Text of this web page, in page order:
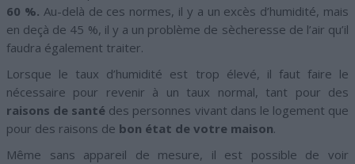
60 %. Au-delà de ces normes, il y a un excès d’humidité, mais
en deçà de 45 %, il y a un problème de sècheresse de l’air qu’il
faudra également traiter.
Lorsque le taux d’humidité est trop élevé, il faut faire le
nécessaire pour revenir à un taux normal, tant pour des
raisons de santé des personnes vivant dans le logement que
pour des raisons de bon état de votre maison.
Même sans appareil de mesure, il est possible de voir